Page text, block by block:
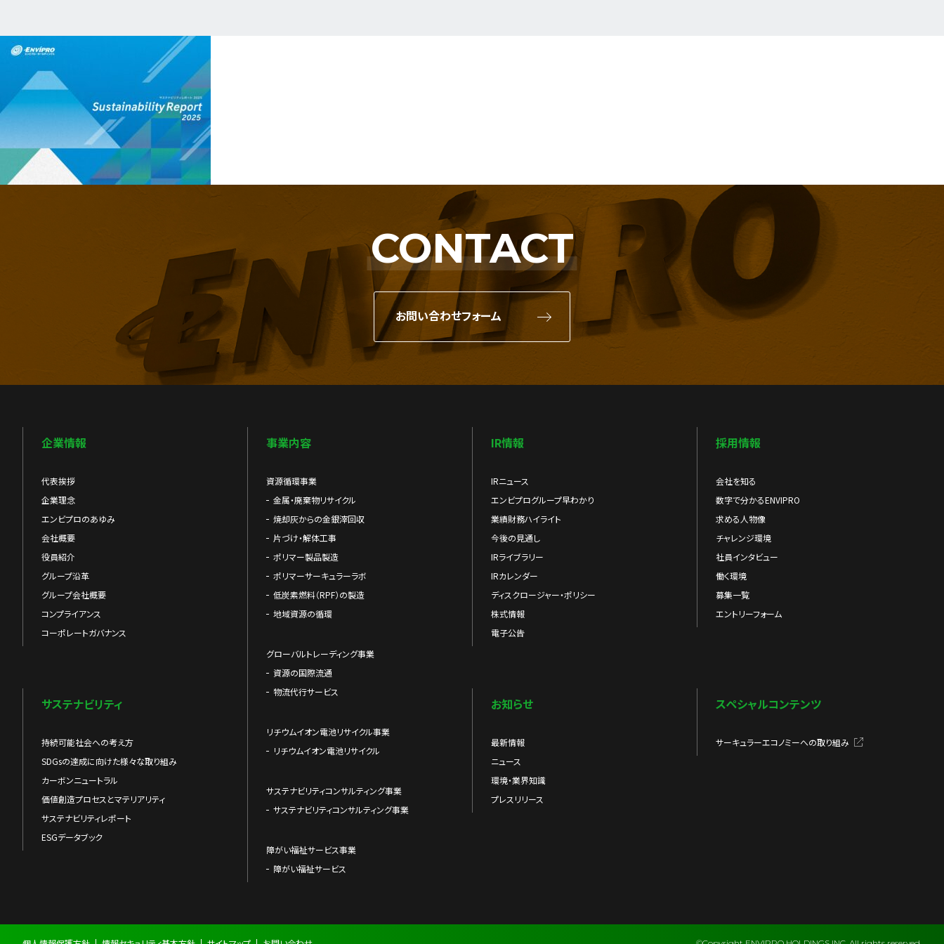
CONTACT
お問い合わせフォーム
企業情報
代表挨拶
企業理念
エンビプロのあゆみ
会社概要
役員紹介
グループ沿革
グループ会社概要
コンプライアンス
コーポレートガバナンス
事業内容
資源循環事業
金属・廃棄物リサイクル
焼却灰からの金銀滓回収
片づけ・解体工事
ポリマー製品製造
ポリマーサーキュラーラボ
低炭素燃料（RPF）の製造
地域資源の循環
グローバルトレーディング事業
資源の国際流通
物流代行サービス
リチウムイオン電池リサイクル事業
リチウムイオン電池リサイクル
サステナビリティコンサルティング事業
サステナビリティコンサルティング事業
障がい福祉サービス事業
障がい福祉サービス
IR情報
IRニュース
エンビプログループ早わかり
業績財務ハイライト
今後の見通し
IRライブラリー
IRカレンダー
ディスクロージャー・ポリシー
株式情報
電子公告
採用情報
会社を知る
数字で分かるENVIPRO
求める人物像
チャレンジ環境
社員インタビュー
働く環境
募集一覧
エントリーフォーム
サステナビリティ
持続可能社会への考え方
SDGsの達成に向けた様々な取り組み
カーボンニュートラル
価値創造プロセスとマテリアリティ
サステナビリティレポート
ESGデータブック
お知らせ
最新情報
ニュース
環境・業界知識
プレスリリース
スペシャルコンテンツ
サーキュラーエコノミーへの取り組み